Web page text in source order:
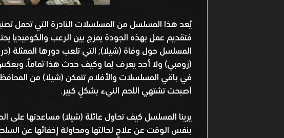
يُعد هذا المسلسل من المسلسلات النادرة التي تحمل
فتقديم عمل بهذه الجودة يمزج بين الرعب والكوميديا
المسلسل حول وفاة (شيلا); التي تلعب دورها الممثلة
(زومبي) ولا أحد يعرف لِما وكيف حدث هذا تماماً،
في باقي المسلسلات والأفلام تتمكن (شيلا) من
أصبحت تشتهي اللحم النيء بشكلٍ كبير.
يرينا المسلسل كيف تحاول عائلة (شيلا) مساعدتها على
بنفس الوقت عن علاجٍ لحالتها ومحاولة إخفائها عن